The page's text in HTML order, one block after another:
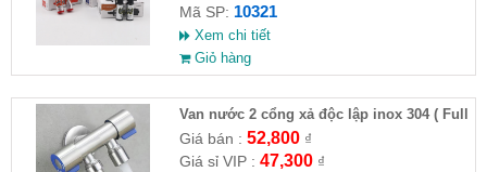
Mã SP: 10321
Xem chi tiết
Giỏ hàng
Van nước 2 cổng xả độc lập inox 304 ( Full
VAT )
Giá bán : 52,800₫
Giá sỉ VIP : 47,300₫